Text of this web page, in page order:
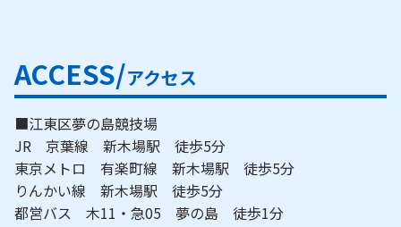
ACCESS/アクセス
■江東区夢の島競技場
JR 京葉線 新木場駅 徒歩5分
東京メトロ 有楽町線 新木場駅 徒歩5分
りんかい線 新木場駅 徒歩5分
都営バス 木11・急05 夢の島 徒歩1分